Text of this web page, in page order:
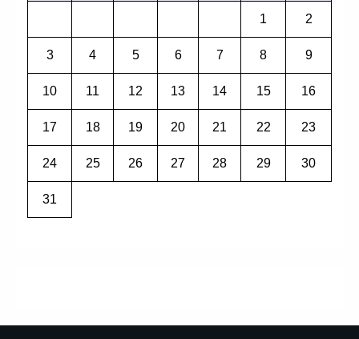
1 2
3 4 5 6 7 8 9
10 11 12 13 14 15 16
17 18 19 20 21 22 23
24 25 26 27 28 29 30
31